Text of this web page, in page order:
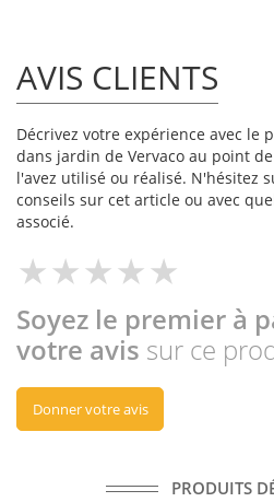
AVIS CLIENTS
Décrivez votre expérience avec le
dans jardin de Vervaco au point
l'avez utilisé ou réalisé. N'hésitez
conseils sur cet article ou avec
associé.
Soyez le premier à
votre avis sur ce
Donner votre avis
PRODUITS